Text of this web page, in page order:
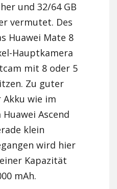
und 32/64 GB
vermutet. Des
Huawei Mate 8
Hauptkamera
mit 8 oder 5
Zu guter
wie im
Ascend
klein
wird hier
Kapazität
mAh.